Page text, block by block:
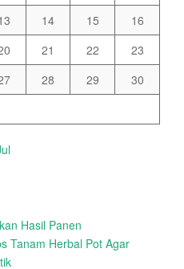
14 15
16
21 22
23
28 29
30
Hasil Panen
Tanam Herbal Pot Agar